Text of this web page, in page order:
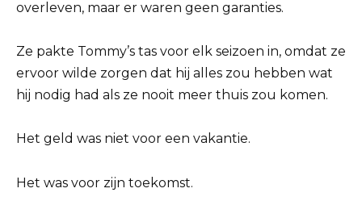
overleven, maar er waren geen garanties.
Ze pakte Tommy’s tas voor elk seizoen in, omdat ze
ervoor wilde zorgen dat hij alles zou hebben wat
hij nodig had als ze nooit meer thuis zou komen.
Het geld was niet voor een vakantie.
Het was voor zijn toekomst.